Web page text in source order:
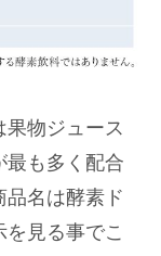
物ジュース
最も多く配合
品名は酵素ド
を見る事でこ